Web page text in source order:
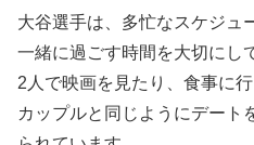
大谷選手は、多忙なスケジュ
一緒に過ごす時間を大切にし
2人で映画を見たり、食事に
カップルと同じようにデート